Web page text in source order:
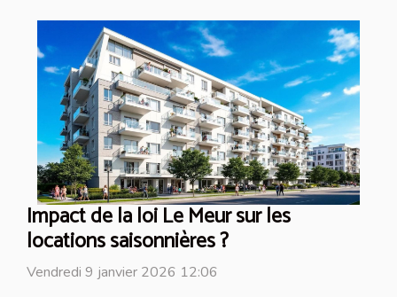
Impact de la loi Le Meur sur les
locations saisonnières ?
Vendredi 9 janvier 2026 12:06